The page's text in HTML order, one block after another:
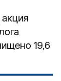
19,6